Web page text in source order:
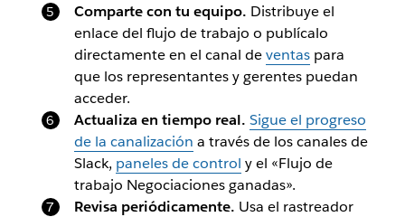
Comparte con tu equipo. Distribuye el
enlace del flujo de trabajo o publícalo
directamente en el canal deventaspara
que los representantes y gerentes puedan
acceder.
Actualiza en tiempo real. Sigue el progreso
de la canalización a través de los canales de
Slack, paneles de control y el «Flujo de
trabajo Negociaciones ganadas».
Revisa periódicamente. Usa el rastreador